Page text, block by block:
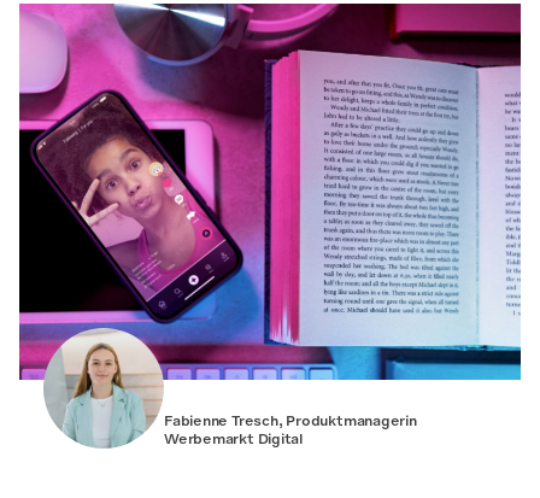
T
N
A
V
G
A
T
O
N
AKTUELLES
ÜBER
UNS
Fabienne Tresch, Produktmanagerin
Werbemarkt Digital